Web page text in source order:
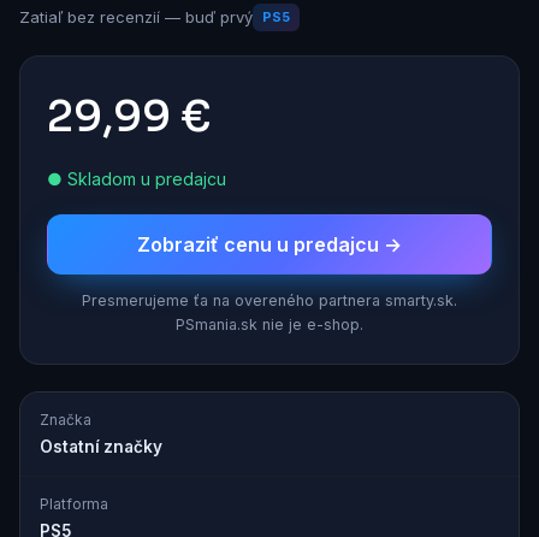
Zatiaľ bez recenzií — buď prvý PS5
29,99 €
● Skladom u predajcu
Zobraziť cenu u predajcu →
Presmerujeme ťa na overeného partnera smarty.sk.
PSmania.sk nie je e-shop.
Značka
Ostatní značky
Platforma
PS5